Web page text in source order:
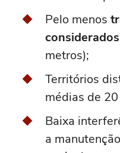
Pelo menos
metros);
Territórios
médias de
Baixa
a